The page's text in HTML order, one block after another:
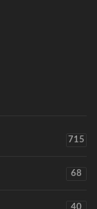
715
68
40